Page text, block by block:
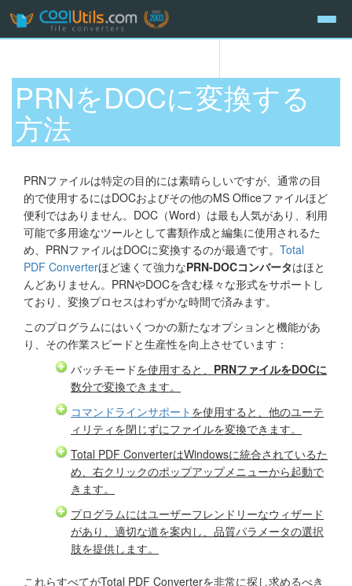
PRNをDOCに変換する
方法
PRNファイルは特定の目的には素晴らしいですが、通常の目
的で使用するにはDOCおよびその他のMS Officeファイルほど
便利ではありません。DOC（Word）は最も人気があり、利用
可能で多用途なツールとして書類作成と編集に使用されるた
め、PRNファイルはDOCに変換するのが最適です。 Total
PDF Converterほど速くて強力なPRN-DOCコンバータはほと
んどありません。PRNやDOCを含む様々な形式をサポートし
ており、変換プロセスはわずかな時間で済みます。
このプログラムにはいくつかの新たなオプションと機能があ
り、その作業スピードと生産性を向上させています：
バッチモードを使用すると、 PRNファイルをDOCに
数分で変換できます。
コマンドラインサポート を使用すると、他のユーテ
ィリティを閉じずにファイルを変換できます。
Total PDF ConverterはWindowsに統合されているた
め、右クリックのポップアップメニューから起動で
きます。
プログラムにはユーザーフレンドリーなウィザード
があり、適切な道を案内し、品質パラメータの選択
肢を提供します。
これらすべてがTotal PDF Converterを非常に探し求めるべき